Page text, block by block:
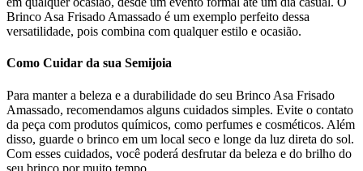
Brinco Asa Frisado Amassado é um exemplo perfeito dessa
versatilidade, pois combina com qualquer estilo e ocasião.
Como Cuidar da sua Semijoia
Para manter a beleza e a durabilidade do seu Brinco Asa Frisado
Amassado, recomendamos alguns cuidados simples. Evite o contato
da peça com produtos químicos, como perfumes e cosméticos. Além
disso, guarde o brinco em um local seco e longe da luz direta do sol.
Com esses cuidados, você poderá desfrutar da beleza e do brilho do
seu brinco por muito tempo.